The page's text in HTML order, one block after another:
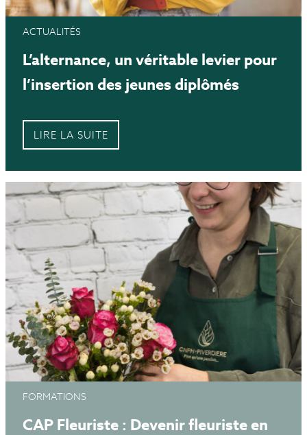
ACTUALITÉS
L’alternance, un véritable levier pour
l’insertion des jeunes diplômés
LIRE LA SUITE
FORMATIONS
CAP Fleuriste : Devenir fleuriste en